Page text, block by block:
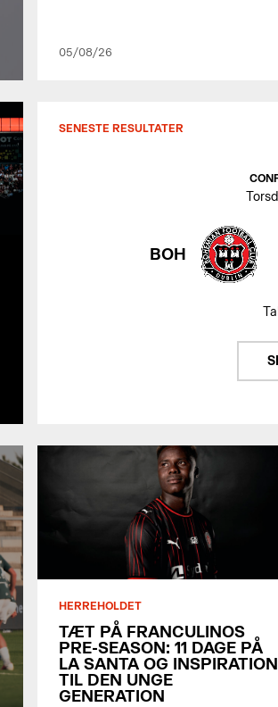
05/08/26
SENESTE RESULTATER
BOH
HERREHOLDET
TÆT PÅ FRANCULINOS
PRE-SEASON: 11 DAGE PÅ
LA SANTA OG INSPIRATION
TIL DEN UNGE
GENERATION